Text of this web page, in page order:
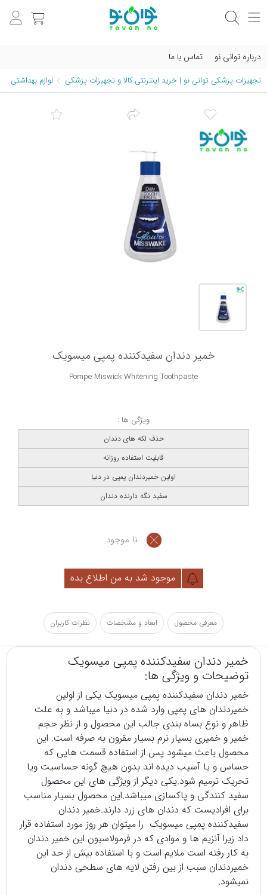
درباره توانی نو تماس با ما
تجهیزات پزشکی توانی نو | خرید اینترنتی کالا و تجهیزات پزشکی لوازم بهداشتی
خمیر دندان سفیدکننده پمپی میسویک
Pompe Miswick Whitening Toothpaste
ویژگی ها :
حذف لکه های دندان
قابلیت استفاده روزانه
اولین خمیردندان پمپی در دنیا
سفید نگه دارنده دندان
نا موجود
موجود شد به من اطلاع بده
معرفی محصول ابعاد و مشخصات نظرات کاربران
خمیر دندان سفیدکننده پمپی میسویک
توضیحات و ویژگی ها:
خمیر دندان سفیدکننده پمپی میسویک یکی از اولین
خمیردندان های پمپی وارد شده در دنیا میباشد و به علت
ظاهر و نوع بساه بندی جالب این محصول و از نظر حجم
خمیر و خمیری بسیار نرم بسیار مقرون به صرفه است. این
محصول باعث میشود پس از استفاده قسمت هایی که
حساس و یا آسیب دیده اند بدون هیچ گونه حساسیت ویا
تحریک ترمیم شود.یکی دیگر از ویژگی های این محصول
سفید کنندگی و پاکسازی میباشد.این محصول بسیار مناسب
برای افرادیست که دندان های زرد دارند.خمیر دندان
سفیدکننده پمپی میسویک را میتوان هر روز مورد استفاده قرار
داد زیرا آنزیم ها و موادی که در فرمولاسیون این خمیر دندان
به کار رفته است ملایم است و با استفاده بیش از حد این
خمیردندان سبب از بین رفتن لایه های سطحی دندان
نمیشود.